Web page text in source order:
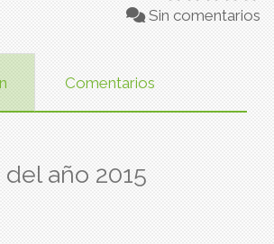
Sin comentarios
Comentarios
año 2015